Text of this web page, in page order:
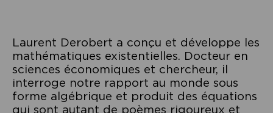
Laurent Derobert a conçu et développe les
mathématiques existentielles. Docteur en
sciences économiques et chercheur, il
interroge notre rapport au monde sous
forme algébrique et produit des équations
qui sont autant de poèmes rigoureux et